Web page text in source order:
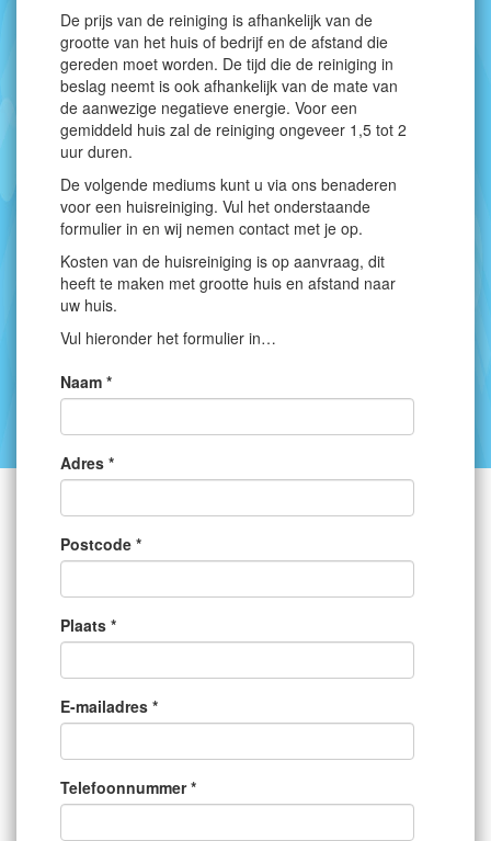
De prijs van de reiniging is afhankelijk van de
grootte van het huis of bedrijf en de afstand die
gereden moet worden. De tijd die de reiniging in
beslag neemt is ook afhankelijk van de mate van
de aanwezige negatieve energie. Voor een
gemiddeld huis zal de reiniging ongeveer 1,5 tot 2
uur duren.
De volgende mediums kunt u via ons benaderen
voor een huisreiniging. Vul het onderstaande
formulier in en wij nemen contact met je op.
Kosten van de huisreiniging is op aanvraag, dit
heeft te maken met grootte huis en afstand naar
uw huis.
Vul hieronder het formulier in…
Naam *
Adres *
Postcode *
Plaats *
E-mailadres *
Telefoonnummer *